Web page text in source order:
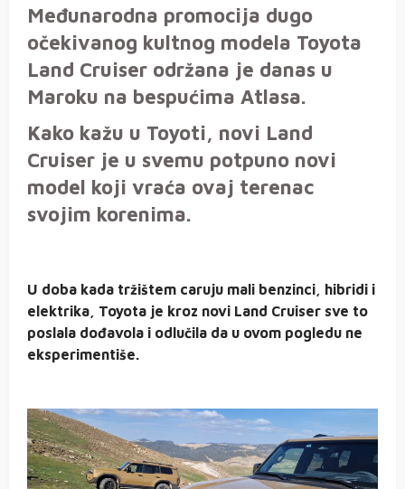
Međunarodna promocija dugo
očekivanog kultnog modela Toyota
Land Cruiser održana je danas u
Maroku na bespućima Atlasa.
Kako kažu u Toyoti, novi Land
Cruiser je u svemu potpuno novi
model koji vraća ovaj terenac
svojim korenima.
U doba kada tržištem caruju mali benzinci, hibridi i
elektrika, Toyota je kroz novi Land Cruiser sve to
poslala dođavola i odlučila da u ovom pogledu ne
eksperimentiše.